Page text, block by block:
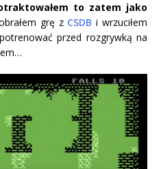
to zatem jako
grę z CSDB i wrzuciłem
przed rozgrywką na